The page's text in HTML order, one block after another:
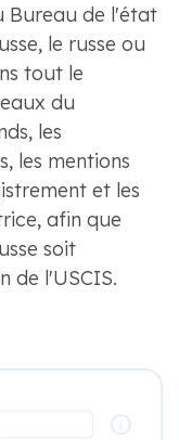
Bureau de l'état
le russe ou
tout le
du
les
les mentions
et les
afin que
soit
de l'USCIS.